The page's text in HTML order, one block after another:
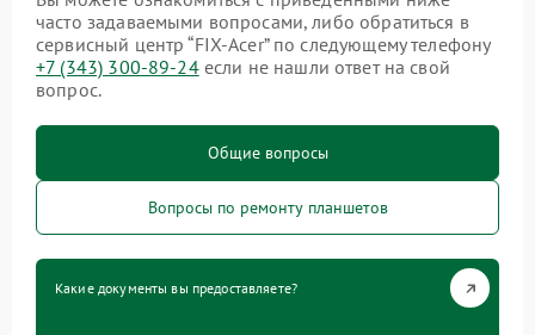
часто задаваемыми вопросами, либо обратиться в
сервисный центр “FIX-Acer” по следующему телефону
+7 (343) 300-89-24если не нашли ответ на свой
вопрос.
Общие вопросы
Вопросы по ремонту планшетов
Какие документы вы предоставляете?